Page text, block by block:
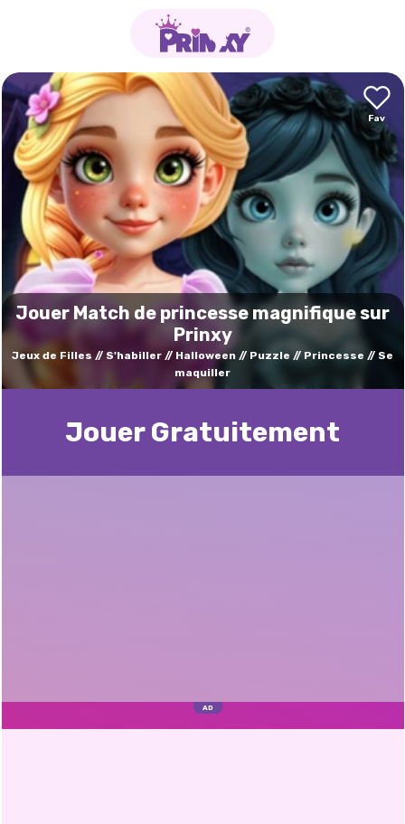
Jouer Match de princesse magnifique sur
Prinxy
Jeux de Filles S'habiller Halloween Puzzle Princesse
Se
maquiller
Jouer Gratuitement